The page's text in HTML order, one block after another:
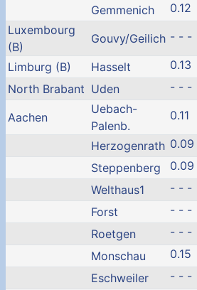
Gemmenich
0.12
Luxembourg
(B)
Gouvy/Geilich - - -
Limburg (B) Hasselt
0.13
North Brabant Uden - - -
Aachen
Uebach-
Palenb.
0.11
Herzogenrath 0.09
Steppenberg
0.09
Welthaus1
- - -
Forst
- - -
Roetgen
- - -
Monschau
0.15
Eschweiler
- - -